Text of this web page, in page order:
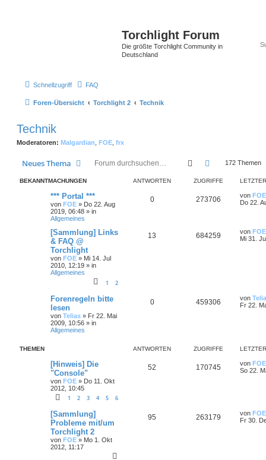
Torchlight Forum
Die größte Torchlight Community in
Deutschland
Schnellzugriff FAQ
Foren-Übersicht Torchlight 2 Technik
Technik
Moderatoren: Malgardian FOE frx
Neues Thema Suche Erweiterte
172 Themen
BEKANNTMACHUNGEN ANTWORTEN ZUGRIFFE
*** Portal ***
von FOE » Do 22. Aug
2019, 06:48 » in
Allgemeines
0 273706 von FOE
Do 22.
[Sammlung] Links
& FAQ @
Torchlight
von FOE » Mi 14. Jul
2010, 12:19 » in
Allgemeines
1 2
13 684259 von FOE
Mi 31.
Forenregeln bitte
lesen
von Telias » Fr 22. Mai
2009, 10:56 » in
Allgemeines
0 459306 von
Fr 22.
THEMEN ANTWORTEN ZUGRIFFE
[Hinweis] Die
"Console"
von FOE » Do 11. Okt
2012, 10:45
1 2 3 4 5 6
52 170745 von FOE
So 22.
[Sammlung]
Probleme mit/um
Torchlight 2
von FOE » Mo 1. Okt
2012, 11:17
95 263179 von FOE
Fr 30.